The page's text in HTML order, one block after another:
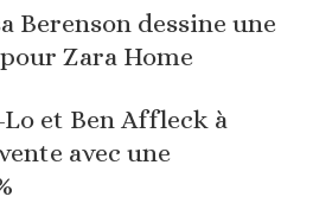
Berenson dessine une
Zara Home
et Ben Affleck à
avec une